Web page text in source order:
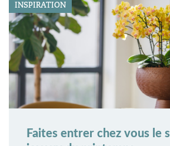
INSPIRATION
Faites entrer chez vous le